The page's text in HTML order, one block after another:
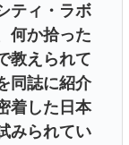
ティ・ラボ
何か拾った
教えられて
同誌に紹介
着した日本
みられてい